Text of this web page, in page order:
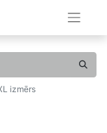
izmērs